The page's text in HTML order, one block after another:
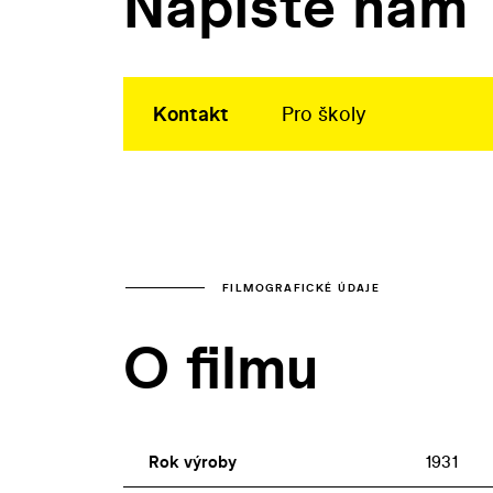
Kontakt Pro školy
FILMOGRAFICKÉ ÚDAJE
O filmu
Rok výroby 1931